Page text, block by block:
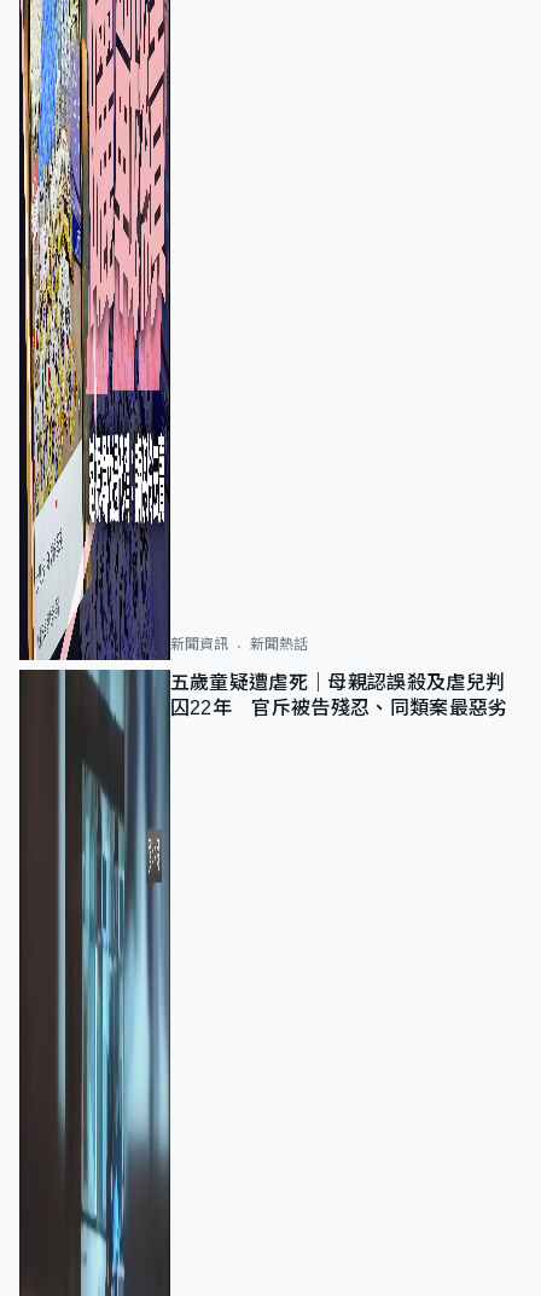
新聞資訊 新聞熱話
五歲童疑遭虐死｜母親認誤殺及虐兒判
囚22年 官斥被告殘忍、同類案最惡劣